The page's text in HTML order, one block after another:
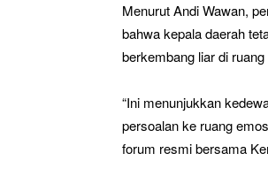
Menurut Andi Wawan,
bahwa kepala daerah
berkembang liar di ruang
“Ini menunjukkan
persoalan ke ruang
forum resmi bersama